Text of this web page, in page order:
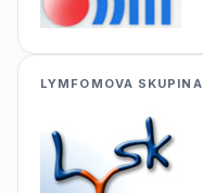
LYMFOMOVA SKUPINA